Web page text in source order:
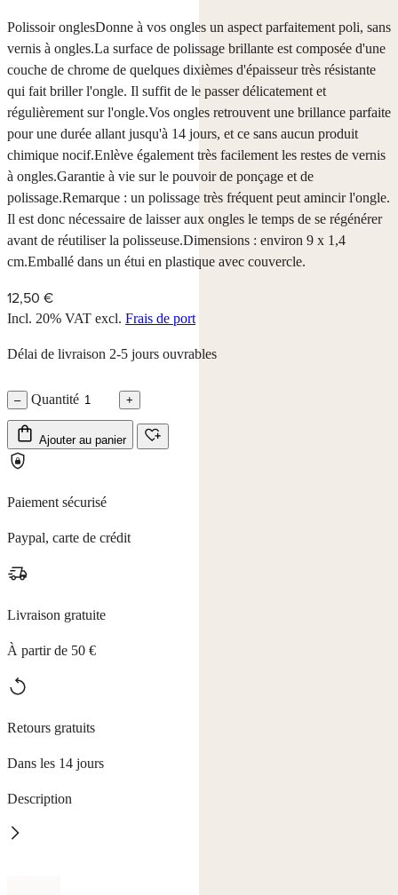
Polissoir onglesDonne à vos ongles un aspect parfaitement poli, sans
vernis à ongles.La surface de polissage brillante est composée d'une
couche de chrome de quelques dixièmes d'épaisseur très résistante
qui fait briller l'ongle. Il suffit de le passer délicatement et
régulièrement sur l'ongle.Vos ongles retrouvent une brillance parfaite
pour une durée allant jusqu'à 14 jours, et ce sans aucun produit
chimique nocif.Enlève également très facilement les restes de vernis
à ongles.Garantie à vie sur le pouvoir de ponçage et de
polissage.Remarque : un polissage très fréquent peut amincir l'ongle.
Il est donc nécessaire de laisser aux ongles le temps de se régénérer
avant de réutiliser la polisseuse.Dimensions : environ 9 x 1,4
cm.Emballé dans un étui en plastique avec couvercle.
12,50 €
Incl. 20% VAT excl. Frais de port
Délai de livraison 2-5 jours ouvrables
– Quantité +
Ajouter au panier
Paiement sécurisé
Paypal, carte de crédit
Livraison gratuite
À partir de 50 €
Retours gratuits
Dans les 14 jours
Description